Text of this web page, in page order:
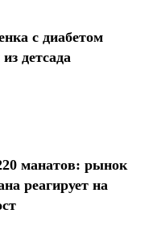
с диабетом
детсада
манатов: рынок
реагирует на